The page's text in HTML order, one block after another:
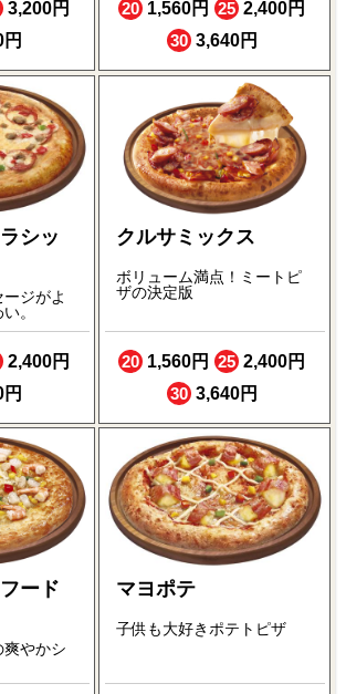
3,200円
20 1,560円 25 2,400円
303,640円
シッ
ジがよ
。
2,400円
クルサミックス
ボリューム満点！ミートピ
ザの決定版
20 1,560円 25 2,400円
303,640円
ード
やかシ
マヨポテ
子供も大好きポテトピザ